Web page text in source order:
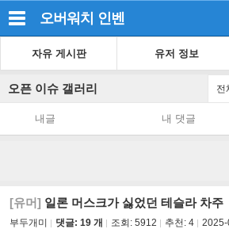
오버워치 인벤
자유 게시판 유저 정보
오픈 이슈 갤러리 전
내글 내 댓글
[유머] 일론 머스크가 싫었던 테슬라 차주
부두개미 댓글: 19 개 조회: 5912 추천: 4 2025-